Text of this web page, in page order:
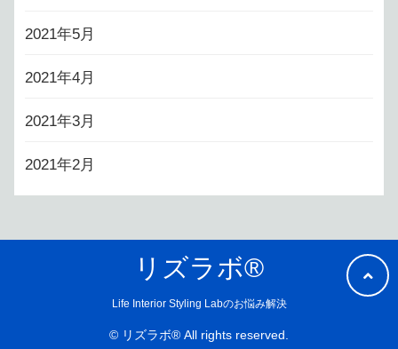
2021年5月
2021年4月
2021年3月
2021年2月
リズラボ®
Life Interior Styling Labのお悩み解決
© リズラボ® All rights reserved.